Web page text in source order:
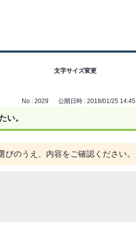
文字サイズ変更
No : 2029 公開日時 : 2018/01/25 14:45
い。
のうえ、内容をご確認ください。